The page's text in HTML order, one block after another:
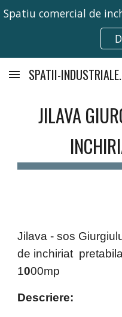
Skip to main content
SPATII-
JILAVA
Jilava - sos
de inchiriat
1000mp
Descriere: